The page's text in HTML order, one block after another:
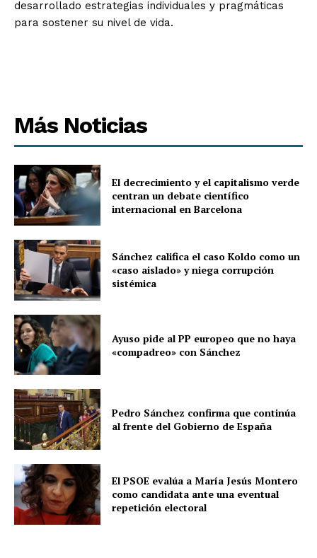
desarrollado estrategias individuales y pragmáticas
para sostener su nivel de vida.
Más Noticias
El decrecimiento y el capitalismo verde
centran un debate científico
internacional en Barcelona
Sánchez califica el caso Koldo como un
«caso aislado» y niega corrupción
sistémica
Ayuso pide al PP europeo que no haya
«compadreo» con Sánchez
Pedro Sánchez confirma que continúa
al frente del Gobierno de España
El PSOE evalúa a María Jesús Montero
como candidata ante una eventual
repetición electoral